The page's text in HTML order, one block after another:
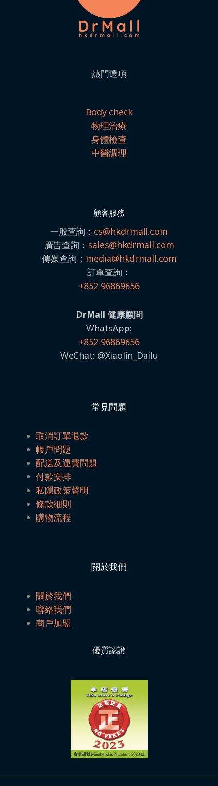
熱門選項
Body check
物理治療
身體檢查
中醫調理
顧客服務
一般查詢： cs@hkdrmall.com
廣告查詢： sales@hkdrmall.com
傳媒查詢： media@hkdrmall.com
訂單查詢：
+852 96869656
DrMall 健康顧問
WhatsApp:
+852 96869656
WeChat: @Xiaolin_Dailu
常見問題
取消訂單退款
帳戶問題
配送及運費問題
付款安排
私隱政策聲明
條款細則
購物流程
關於我們
關於我們
聯絡我們
商戶加盟
優質認證